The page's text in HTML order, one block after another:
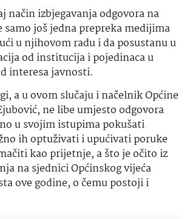
način izbjegavanja odgovora na
još jedna prepreka medijima
u njihovom radu i da posustanu u
od institucija i pojedinaca u
interesa javnosti.
a u ovom slučaju i načelnik Općine
ne libe umjesto odgovora
u svojim istupima pokušati
ih optuživati i upućivati poruke
kao prijetnje, a što je očito iz
na sjednici Općinskog vijeća
ove godine, o čemu postoji i